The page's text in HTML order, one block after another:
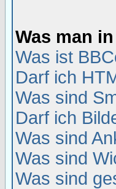
Was man
Was ist
Darf ich
Was sind
Darf ich
Was sind
Was sind
Was sind